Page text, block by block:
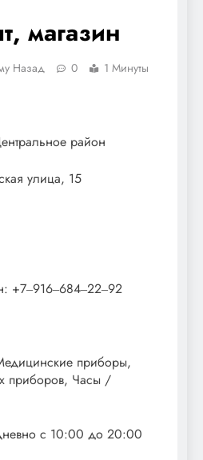
магазин
Назад 0 1 Минуты
район
улица, 15
+7‒916‒684‒22‒92
приборы,
приборов, Часы /
с 10:00 до 20:00